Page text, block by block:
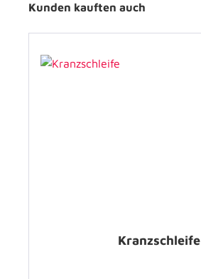
Kunden kauften auch
Kranzschleife